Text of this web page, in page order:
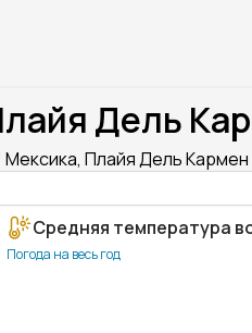
Дель
Мексика, Плайя Дель Кармен
Средняя температура
Погода на весь год